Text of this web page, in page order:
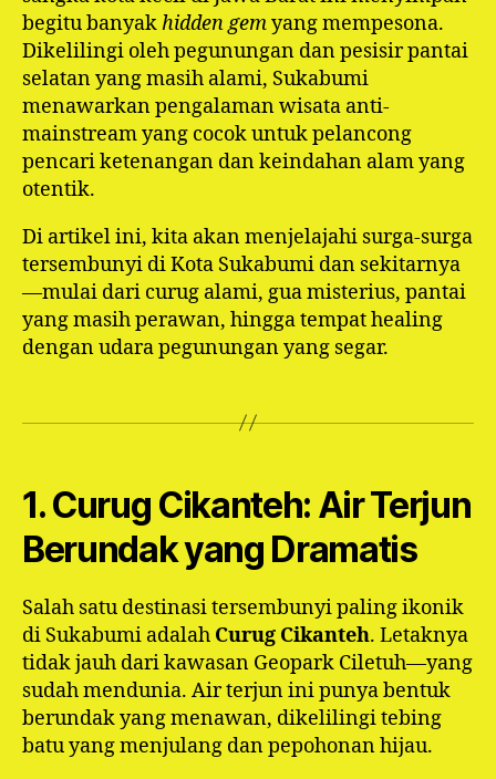
begitu banyakhidden gemyang mempesona.
Dikelilingi oleh pegunungan dan pesisir pantai
selatan yang masih alami, Sukabumi
menawarkan pengalaman wisata anti-
mainstream yang cocok untuk pelancong
pencari ketenangan dan keindahan alam yang
otentik.
Di artikel ini, kita akan menjelajahi surga-surga
tersembunyi di Kota Sukabumi dan sekitarnya
—mulai dari curug alami, gua misterius, pantai
yang masih perawan, hingga tempat healing
dengan udara pegunungan yang segar.
1. Curug Cikanteh: Air Terjun
Berundak yang Dramatis
Salah satu destinasi tersembunyi paling ikonik
di Sukabumi adalah Curug Cikanteh. Letaknya
tidak jauh dari kawasan Geopark Ciletuh—yang
sudah mendunia. Air terjun ini punya bentuk
berundak yang menawan, dikelilingi tebing
batu yang menjulang dan pepohonan hijau.